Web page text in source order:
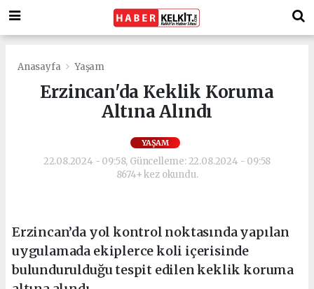
Anasayfa Yaşam
Erzincan'da Keklik Koruma
Altına Alındı
YAŞAM
22.08.2024 - 09:58, Güncelleme: 22.08.2024 - 09:58
8674+ kez okundu.
Erzincan’da yol kontrol noktasında yapılan
uygulamada ekiplerce koli içerisinde
bulundurulduğu tespit edilen keklik koruma